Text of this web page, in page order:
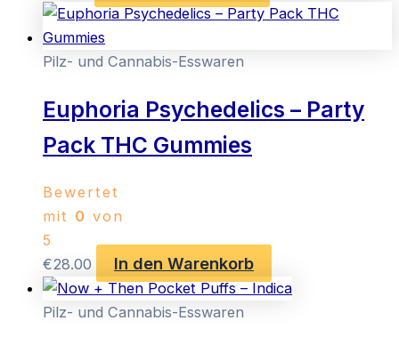
Pilz- und Cannabis-Esswaren
Euphoria Psychedelics – Party
Pack THC Gummies
Bewertet
mit 0 von
5
€28.00 In den Warenkorb
Pilz- und Cannabis-Esswaren